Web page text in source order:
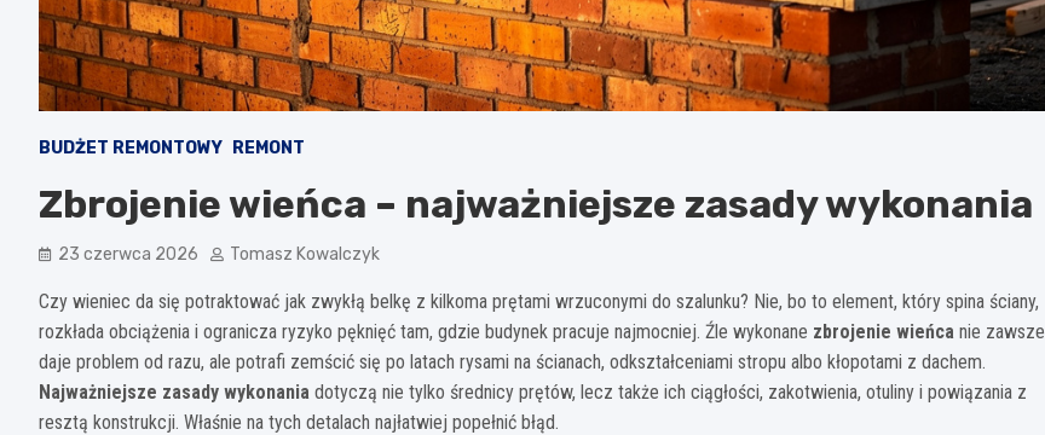
BUDŻET REMONTOWY REMONT
Zbrojenie wieńca – najważniejsze zasady wykonania
23 czerwca 2026 Tomasz Kowalczyk
Czy wieniec da się potraktować jak zwykłą belkę z kilkoma prętami wrzuconymi do szalunku? Nie, bo to element, który spina ściany,
rozkłada obciążenia i ogranicza ryzyko pęknięć tam, gdzie budynek pracuje najmocniej. Źle wykonane zbrojenie wieńca nie zawsze
daje problem od razu, ale potrafi zemścić się po latach rysami na ścianach, odkształceniami stropu albo kłopotami z dachem.
Najważniejsze zasady wykonania dotyczą nie tylko średnicy prętów, lecz także ich ciągłości, zakotwienia, otuliny i powiązania z
resztą konstrukcji. Właśnie na tych detalach najłatwiej popełnić błąd.